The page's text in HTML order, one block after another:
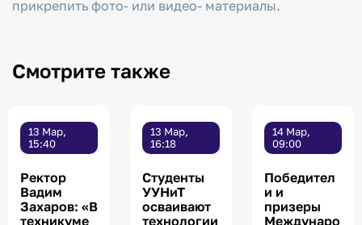
прикрепить фото- или видео- материалы.
Смотрите также
13 Мар,
15:40
Ректор
Вадим
Захаров: «В
техникуме
13 Мар,
16:18
Студенты
УУНиТ
осваивают
технологии
14 Мар,
09:00
Победител
и и
призеры
Междунаро